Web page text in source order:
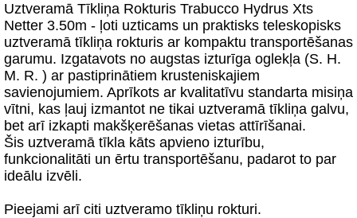
Uztveramā Tīkliņa Rokturis Trabucco Hydrus Xts
Netter 3.50m - ļoti uzticams un praktisks teleskopisks
uztveramā tīkliņa rokturis ar kompaktu transportēšanas
garumu. Izgatavots no augstas izturīga oglekļa (S. H.
M. R. ) ar pastiprinātiem krusteniskajiem
savienojumiem. Aprīkots ar kvalitatīvu standarta misiņa
vītni, kas ļauj izmantot ne tikai uztveramā tīkliņa galvu,
bet arī izkapti makšķerēšanas vietas attīrīšanai.
Šis uztveramā tīkla kāts apvieno izturību,
funkcionalitāti un ērtu transportēšanu, padarot to par
ideālu izvēli.
Pieejami arī citi uztveramo tīkliņu rokturi.